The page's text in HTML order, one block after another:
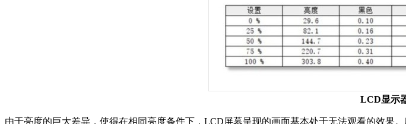
LCD显示
由于亮度的巨大差异，使得在相同亮度条件下，LCD屏幕呈现的画面基本处于无法观看的效果